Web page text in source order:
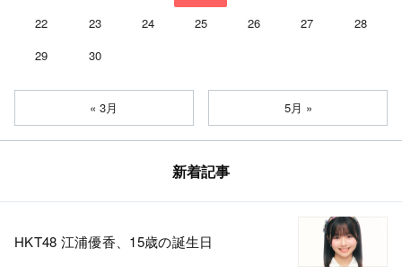
22
23 24 25 26 27
28
29
30
« 3月 5月 »
新着記事
HKT48 江浦優香、15歳の誕生日